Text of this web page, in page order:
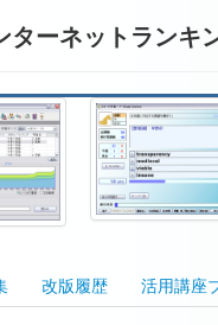
ーネットランキ
改版履歴 活用講座